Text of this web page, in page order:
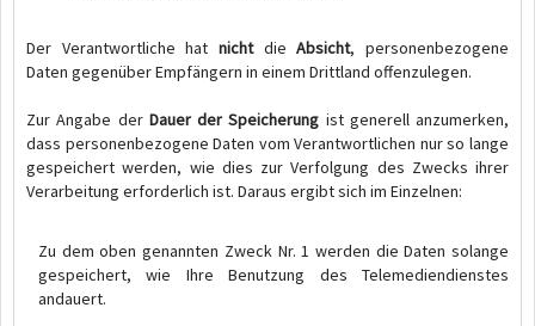
Der Verantwortliche hat nichtdieAbsicht, personenbezogene
Daten gegenüber Empfängern in einem Drittland offenzulegen.
Zur Angabe der Dauer der Speicherung ist generell anzumerken,
dass personenbezogene Daten vom Verantwortlichen nur so lange
gespeichert werden, wie dies zur Verfolgung des Zwecks ihrer
Verarbeitung erforderlich ist. Daraus ergibt sich im Einzelnen:
Zu dem oben genannten Zweck Nr. 1 werden die Daten solange
gespeichert, wie Ihre Benutzung des Telemediendienstes
andauert.